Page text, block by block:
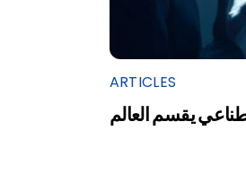
ARTICLES
يقسم العالم